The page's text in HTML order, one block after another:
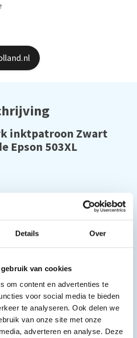
Details Over
van cookies
om content en advertenties te
voor social media te bieden
te analyseren. Ook delen we
van onze site met onze
adverteren en analyse. Deze
inktpatroon Zwart
Epson 503XL
550 pgina's)
XP-5200
2960
2965